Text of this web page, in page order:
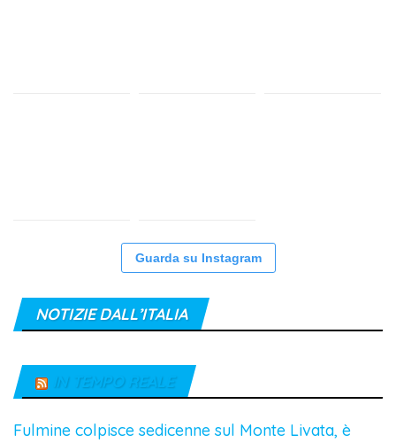
Guarda su Instagram
NOTIZIE DALL’ITALIA
IN TEMPO REALE
Fulmine colpisce sedicenne sul Monte Livata, è